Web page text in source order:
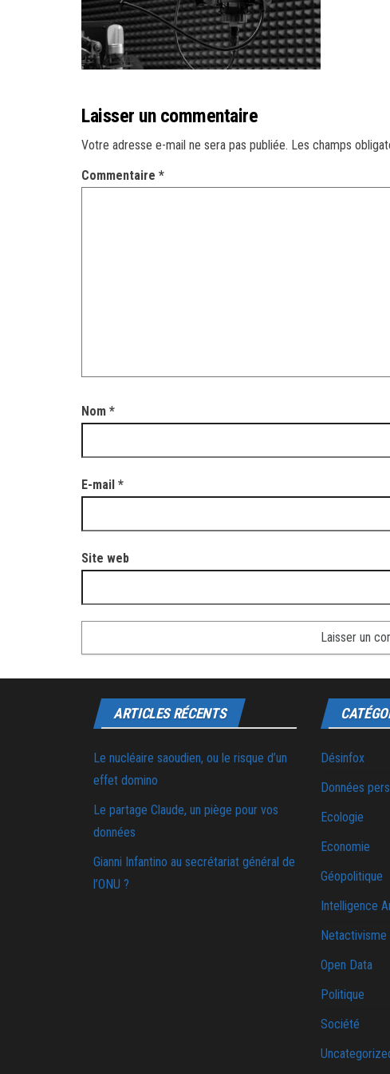
Laisser un commentaire
Votre adresse e-mail ne sera pas publiée. Les champs
Commentaire *
Nom *
E-mail *
Site web
ARTICLES RÉCENTS
Le nucléaire saoudien, ou le risque d’un
effet domino
Le partage Claude, un piège pour vos
données
Gianni Infantino au secrétariat général de
l’ONU ?
Désinfox
Données
Ecologie
Economie
Géopolitique
Intelligence
Netactivisme
Open Data
Politique
Société